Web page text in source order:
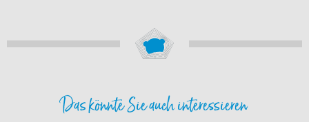
Das könnte Sie auch interessieren